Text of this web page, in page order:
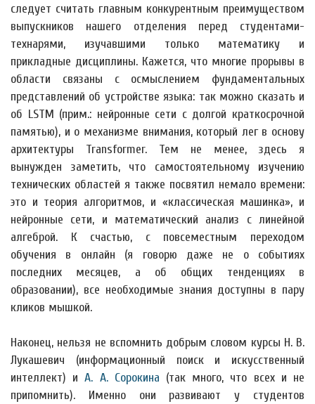
следует считать главным конкурентным преимуществом
выпускников нашего отделения перед студентами-
технарями, изучавшими только математику и
прикладные дисциплины. Кажется, что многие прорывы в
области связаны с осмыслением фундаментальных
представлений об устройстве языка: так можно сказать и
об LSTM (прим.: нейронные сети с долгой краткосрочной
памятью), и о механизме внимания, который лег в основу
архитектуры Transformer. Тем не менее, здесь я
вынужден заметить, что самостоятельному изучению
технических областей я также посвятил немало времени:
это и теория алгоритмов, и «классическая машинка», и
нейронные сети, и математический анализ с линейной
алгеброй. К счастью, с повсеместным переходом
обучения в онлайн (я говорю даже не о событиях
последних месяцев, а об общих тенденциях в
образовании), все необходимые знания доступны в пару
кликов мышкой.
Наконец, нельзя не вспомнить добрым словом курсы Н. В.
Лукашевич (информационный поиск и искусственный
интеллект) иА. А. Сорокина (так много, что всех и не
припомнить). Именно они развивают у студентов